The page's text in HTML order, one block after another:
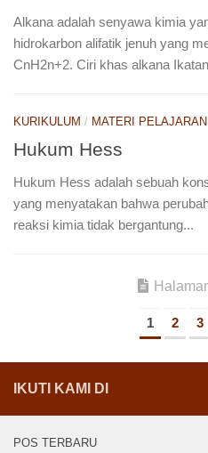
Alkana adalah senyawa kimia
hidrokarbon alifatik jenuh yang
CnH2n+2. Ciri khas alkana
KURIKULUM / MATERI PELAJARAN
Hukum Hess
Hukum Hess adalah sebuah
yang menyatakan bahwa
reaksi kimia tidak bergantung...
1 2 3
IKUTI KAMI DI
POS TERBARU